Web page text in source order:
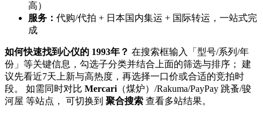
高）
服务： 代购/代拍 + 日本国内集运 + 国际转运，一站式完
成
如何快速找到心仪的 1993年？ 在搜索框输入「型号/系列/年
份」等关键信息，勾选子分类并结合上面的筛选与排序； 建
议先看近7天上新与高热度，再选择一口价或合适的竞拍时
段。 如需同时对比 Mercari （煤炉）/Rakuma/PayPay 跳蚤/骏
河屋 等站点， 可切换到 聚合搜索 查看多站结果。